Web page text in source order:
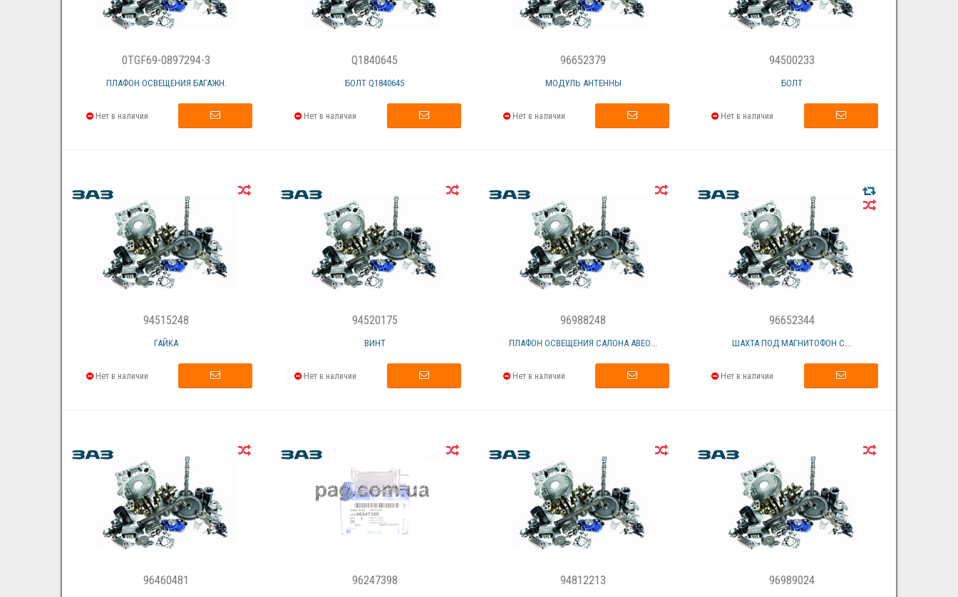
0TGF69-0897294-3
ПЛАФОН ОСВЕЩЕНИЯ БАГАЖН.
Нет в наличии
Q1840645
БОЛТ Q1840645
Нет в наличии
96652379
МОДУЛЬ АНТЕННЫ
Нет в наличии
94500233
БОЛТ
Нет в наличии
94515248
ГАЙКА
Нет в наличии
94520175
ВИНТ
Нет в наличии
96988248
ПЛАФОН ОСВЕЩЕНИЯ САЛОНА АВЕО...
Нет в наличии
96652344
ШАХТА ПОД МАГНИТОФОН С...
Нет в наличии
96460481 96247398 94812213 96989024